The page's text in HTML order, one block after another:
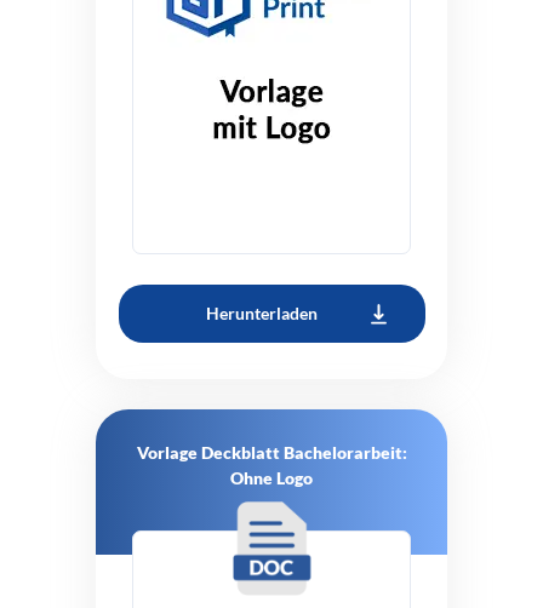
Herunterladen
Vorlage Deckblatt Bachelorarbeit:
Ohne Logo